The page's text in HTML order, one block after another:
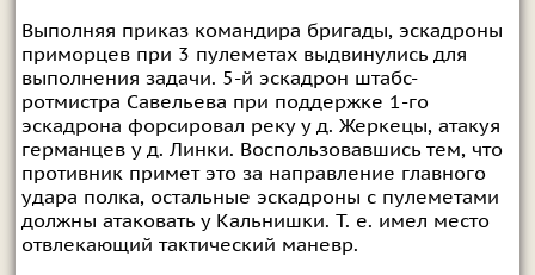
Выполняя приказ командира бригады, эскадроны
приморцев при 3 пулеметах выдвинулись для
выполнения задачи. 5-й эскадрон штабс-
ротмистра Савельева при поддержке 1-го
эскадрона форсировал реку у д. Жеркецы, атакуя
германцев у д. Линки. Воспользовавшись тем, что
противник примет это за направление главного
удара полка, остальные эскадроны с пулеметами
должны атаковать у Кальнишки. Т. е. имел место
отвлекающий тактический маневр.